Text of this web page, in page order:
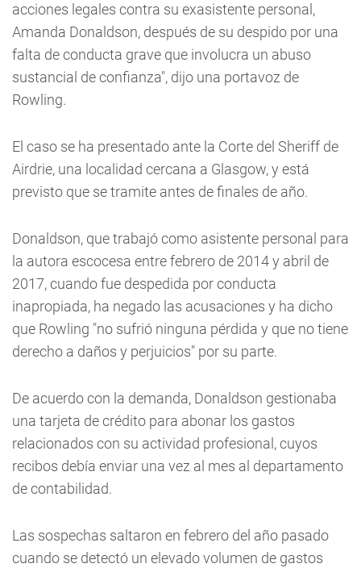
acciones legales contra su exasistente personal,
Amanda Donaldson, después de su despido por una
falta de conducta grave que involucra un abuso
sustancial de confianza", dijo una portavoz de
Rowling.
El caso se ha presentado ante la Corte del Sheriff de
Airdrie, una localidad cercana a Glasgow, y está
previsto que se tramite antes de finales de año.
Donaldson, que trabajó como asistente personal para
la autora escocesa entre febrero de 2014 y abril de
2017, cuando fue despedida por conducta
inapropiada, ha negado las acusaciones y ha dicho
que Rowling "no sufrió ninguna pérdida y que no tiene
derecho a daños y perjuicios" por su parte.
De acuerdo con la demanda, Donaldson gestionaba
una tarjeta de crédito para abonar los gastos
relacionados con su actividad profesional, cuyos
recibos debía enviar una vez al mes al departamento
de contabilidad.
Las sospechas saltaron en febrero del año pasado
cuando se detectó un elevado volumen de gastos